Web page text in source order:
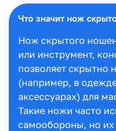
Что значит нож
Нож скрытого
или инструмент,
позволяет скрытно
(например, в
аксессуарах) для
Такие ножи часто
самообороны, но